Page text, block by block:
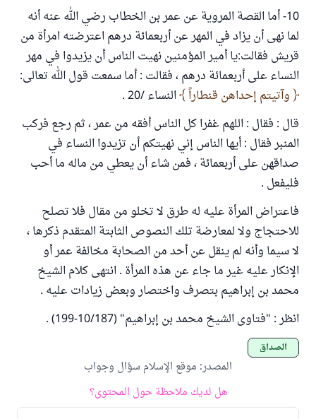
10- أما القصة المروية عن عمر بن الخطاب رضي الله عنه أنه
لما نهى أن يزاد في المهر عن أربعمائة درهم اعترضته امرأة من
قريش فقالت:يا أمير المؤمنين نهيت الناس أن يزيدوا في مهر
النساء على أربعمائة درهم ، فقالت : أما سمعت قول الله تعالى:
وآتيتم إحداهن قنطاراً النساء /20 .
قال : فقال : اللهم غفرا كل الناس أفقه من عمر ، ثم رجع فركب
المنبر فقال : أيها الناس إني نهيتكم أن تزيدوا النساء في
صداقهن على أربعمائة ، فمن شاء أن يعطي من ماله ما أحب
فليفعل .
فاعتراض المرأة عليه له طرق لا تخلو من مقال فلا تصلح
للاحتجاج ولا لمعارضة تلك النصوص الثابتة المتقدم ذكرها ،
لا سيما وأنه لم ينقل عن أحد من الصحابة مخالفة عمر أو
الإنكار عليه غير ما جاء عن هذه المرأة . انتهى كلام الشيخ
محمد بن إبراهيم بتصرف واختصار وبعض زيادات عليه .
انظر : "فتاوى الشيخ محمد بن إبراهيم" (10/187-199) .
الصداق
المصدر: موقع الإسلام سؤال وجواب
هل لديك ملاحظة حول المحتوى؟